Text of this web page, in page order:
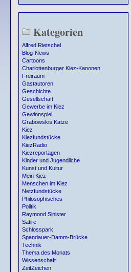
Kategorien
Alfred Rietschel
Blog-News
Cartoons
Charlottenburger Kiez-Kanonen
Freiraum
Gastautoren
Geschichte
Gesellschaft
Gewerbe im Kiez
Gewinnspiel
Grabowskis Katze
Kiez
Kiezfundstücke
KiezRadio
Kiezreportagen
Kinder und Jugendliche
Kunst und Kultur
Mein Kiez
Menschen im Kiez
Netzfundstücke
Philosophisches
Politik
Raymond Sinister
Satire
Schlosspark
Spandauer-Damm-Brücke
Technik
Thema des Monats
Wissenschaft
ZeitZeichen